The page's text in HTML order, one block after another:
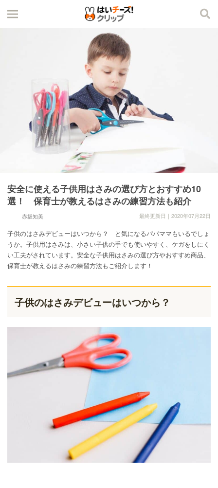
安全に使える子供用はさみの選び方とおすすめ10
選！ 保育士が教えるはさみの練習方法も紹介
赤坂知美 最終更新日｜2020年07月22日
子供のはさみデビューはいつから？ と気になるパパママもいるでしょ
うか。子供用はさみは、小さい子供の手でも使いやすく、ケガをしにく
い工夫がされています。安全な子供用はさみの選び方やおすすめ商品、
保育士が教えるはさみの練習方法もご紹介します！
子供のはさみデビューはいつから？